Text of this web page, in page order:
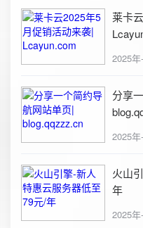
莱卡
2025年
分享
2025年
火山
年
2025年